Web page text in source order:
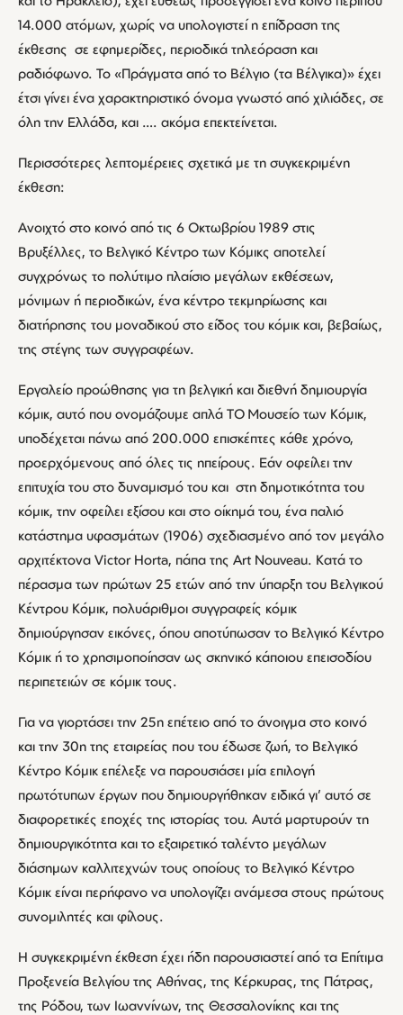
14.000 ατόμων, χωρίς να υπολογιστεί η επίδραση της
έκθεσης σε εφημερίδες, περιοδικά τηλεόραση και
ραδιόφωνο. Το «Πράγματα από το Βέλγιο (τα Βέλγικα)» έχει
έτσι γίνει ένα χαρακτηριστικό όνομα γνωστό από χιλιάδες, σε
όλη την Ελλάδα, και …. ακόμα επεκτείνεται.
Περισσότερες λεπτομέρειες σχετικά με τη συγκεκριμένη
έκθεση:
Ανοιχτό στο κοινό από τις 6 Οκτωβρίου 1989 στις
Βρυξέλλες, το Βελγικό Κέντρο των Κόμικς αποτελεί
συγχρόνως το πολύτιμο πλαίσιο μεγάλων εκθέσεων,
μόνιμων ή περιοδικών, ένα κέντρο τεκμηρίωσης και
διατήρησης του μοναδικού στο είδος του κόμικ και, βεβαίως,
της στέγης των συγγραφέων.
Εργαλείο προώθησης για τη βελγική και διεθνή δημιουργία
κόμικ, αυτό που ονομάζουμε απλά ΤΟ Μουσείο των Κόμικ,
υποδέχεται πάνω από 200.000 επισκέπτες κάθε χρόνο,
προερχόμενους από όλες τις ηπείρους. Εάν οφείλει την
επιτυχία του στο δυναμισμό του και στη δημοτικότητα του
κόμικ, την οφείλει εξίσου και στο οίκημά του, ένα παλιό
κατάστημα υφασμάτων (1906) σχεδιασμένο από τον μεγάλο
αρχιτέκτονα Victor Horta, πάπα της Art Nouveau. Κατά το
πέρασμα των πρώτων 25 ετών από την ύπαρξη του Βελγικού
Κέντρου Κόμικ, πολυάριθμοι συγγραφείς κόμικ
δημιούργησαν εικόνες, όπου αποτύπωσαν το Βελγικό Κέντρο
Κόμικ ή το χρησιμοποίησαν ως σκηνικό κάποιου επεισοδίου
περιπετειών σε κόμικ τους.
Για να γιορτάσει την 25η επέτειο από το άνοιγμα στο κοινό
και την 30η της εταιρείας που του έδωσε ζωή, το Βελγικό
Κέντρο Κόμικ επέλεξε να παρουσιάσει μία επιλογή
πρωτότυπων έργων που δημιουργήθηκαν ειδικά γι’ αυτό σε
διαφορετικές εποχές της ιστορίας του. Αυτά μαρτυρούν τη
δημιουργικότητα και το εξαιρετικό ταλέντο μεγάλων
διάσημων καλλιτεχνών τους οποίους το Βελγικό Κέντρο
Κόμικ είναι περήφανο να υπολογίζει ανάμεσα στους πρώτους
συνομιλητές και φίλους.
Η συγκεκριμένη έκθεση έχει ήδη παρουσιαστεί από τα Επίτιμα
Προξενεία Βελγίου της Αθήνας, της Κέρκυρας, της Πάτρας,
της Ρόδου, των Ιωαννίνων, της Θεσσαλονίκης και της